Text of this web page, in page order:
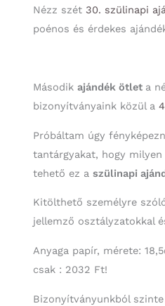
Nézz szét 30. szülinapi
poénos és érdekes
Második ajándék ötlet a
bizonyítványaink közül a
Próbáltam úgy
tantárgyakat, hogy
tehető ez a szülinapi
Kitölthető személyre
jellemző osztályzatokkal
Anyaga papír, mérete:
csak : 2032 Ft!
Bizonyítványunkból